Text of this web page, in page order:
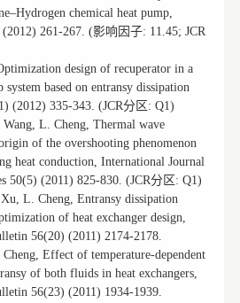
chemical heat pump,
261-267. (影响因子: 11.45; JCR
design of recuperator in a
system based on entransy dissipation
(2012) 335-343. (JCR分区: Q1)
L. Cheng, Thermal wave
of the overshooting phenomenon
heat conduction, International Journal
50(5) (2011) 825-830. (JCR分区: Q1)
L. Cheng, Entransy dissipation
of heat exchanger design,
56(20) (2011) 2174-2178.
Effect of temperature-dependent
of both fluids in heat exchangers,
56(23) (2011) 1934-1939.